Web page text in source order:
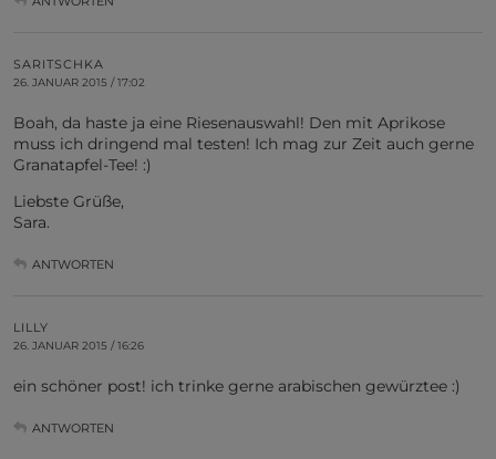
SARITSCHKA
26. JANUAR 2015 / 17:02
Boah, da haste ja eine Riesenauswahl! Den mit Aprikose
muss ich dringend mal testen! Ich mag zur Zeit auch gerne
Granatapfel-Tee! :)
Liebste Grüße,
Sara.
ANTWORTEN
LILLY
26. JANUAR 2015 / 16:26
ein schöner post! ich trinke gerne arabischen gewürztee :)
ANTWORTEN